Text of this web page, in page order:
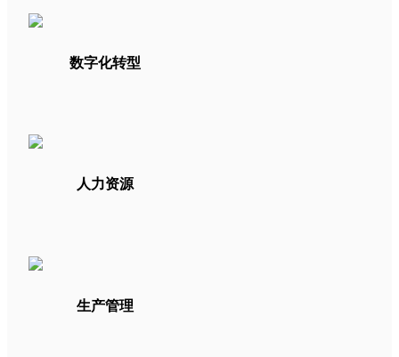
数字化转型
人力资源
生产管理